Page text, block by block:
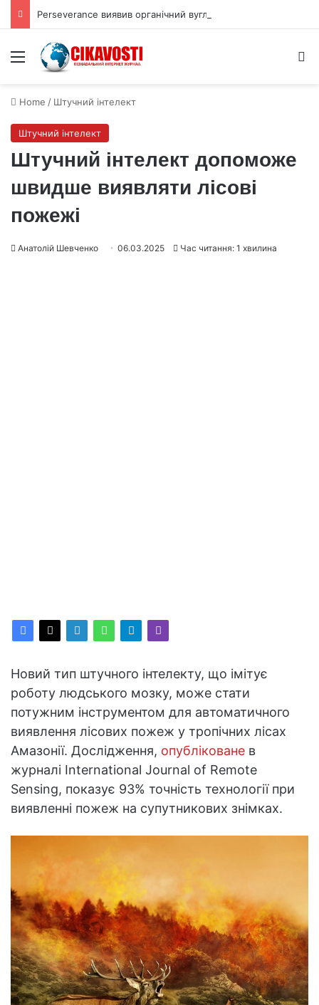
Menu
Home / Штучний інтелект
Штучний інтелект
Штучний інтелект допоможе
швидше виявляти лісові
пожежі
Анатолій Шевченко 06.03.2025 Час читання: 1 хвилина
Новий тип штучного інтелекту, що імітує
роботу людського мозку, може стати
потужним інструментом для автоматичного
виявлення лісових пожеж у тропічних лісах
Амазонії. Дослідження, опубліковане в
журналі International Journal of Remote
Sensing, показує 93% точність технології при
виявленні пожеж на супутникових знімках.